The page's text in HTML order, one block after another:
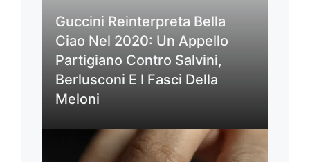
Guccini Reinterpreta Bella
Ciao Nel 2020: Un Appello
Partigiano Contro Salvini,
Berlusconi E I Fasci Della
Meloni